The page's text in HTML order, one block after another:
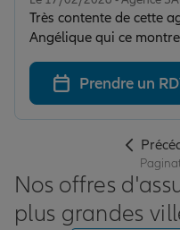
Très contente de cette
Angélique qui ce
l'écoute et réactive.
Prendre un
Nos offres
plus grandes